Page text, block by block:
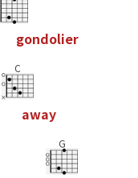
gondolier
C
away
G